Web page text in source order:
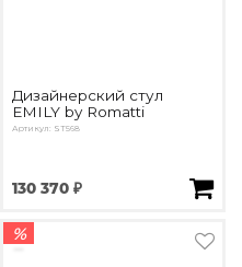
Дизайнерский стул
EMILY by Romatti
Артикул: ST568
130 370 ₽
%